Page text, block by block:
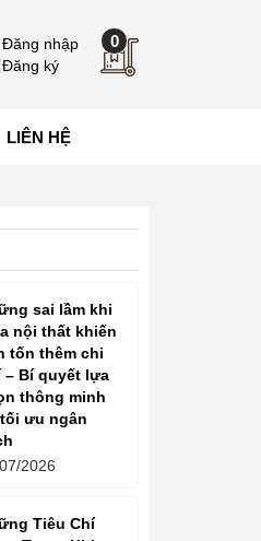
Đăng nhập
Đăng ký
0
LIÊN HỆ
sai lầm khi
nội thất khiến
tốn thêm chi
– Bí quyết lựa
thông minh
ưu ngân
2026
Tiêu Chí